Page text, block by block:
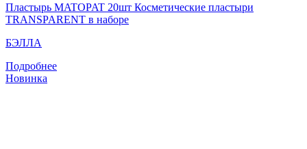
Пластырь MATOPAT 20шт Косметические пластыри
TRANSPARENT в наборе
БЭЛЛА
Подробнее
Новинка